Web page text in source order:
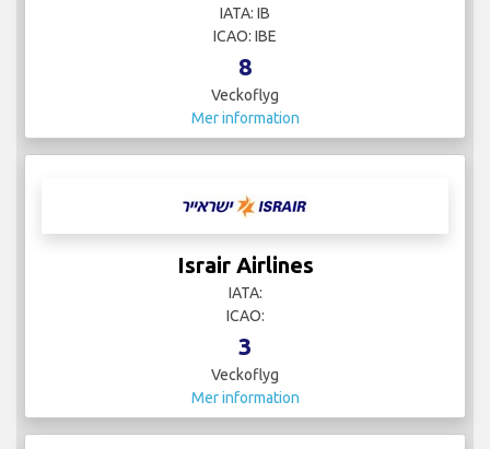
IATA: IB
ICAO: IBE
8
Veckoflyg
Mer information
Israir Airlines
IATA:
ICAO:
3
Veckoflyg
Mer information